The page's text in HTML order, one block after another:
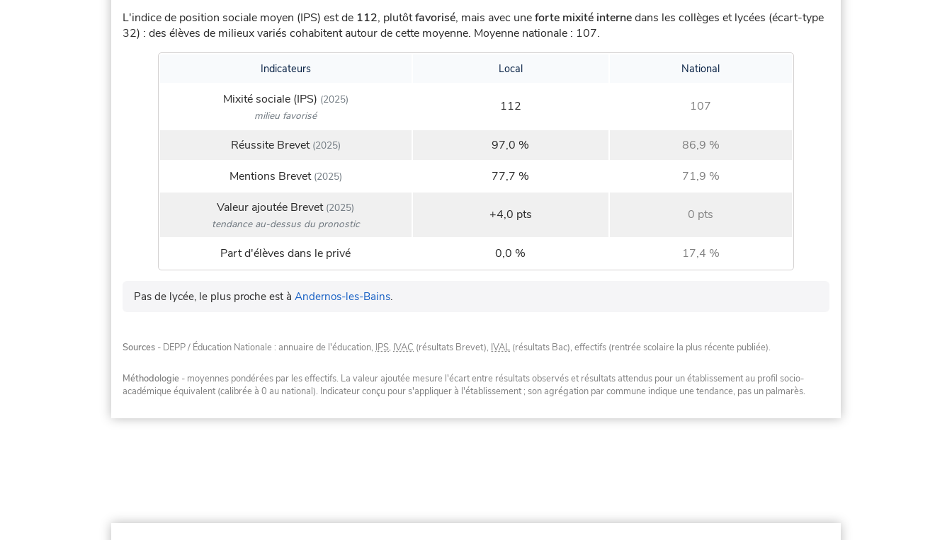
L'indice de position sociale moyen (IPS) est de 112, plutôtfavorisé, mais avec uneforte mixité internedans les collèges et lycées (écart-type
32) : des élèves de milieux variés cohabitent autour de cette moyenne. Moyenne nationale : 107.
Indicateurs Local National
Mixité sociale (IPS) (2025)
milieu favorisé
112 107
Réussite Brevet(2025) 97,0 %
86,9 %
Mentions Brevet(2025) 77,7 %
71,9 %
Valeur ajoutée Brevet(2025)
tendance au-dessus du pronostic
+4,0 pts 0 pts
Part d'élèves dans le privé 0,0 % 17,4 %
Pas de lycée, le plus proche est à Andernos-les-Bains.
Sources - DEPP / Éducation Nationale : annuaire de l'éducation, IPS, IVAC (résultats Brevet), IVAL (résultats Bac), effectifs (rentrée scolaire la plus récente publiée).
Méthodologie - moyennes pondérées par les effectifs. La valeur ajoutée mesure l'écart entre résultats observés et résultats attendus pour un établissement au profil socio-
académique équivalent (calibrée à 0 au national). Indicateur conçu pour s'appliquer à l'établissement ; son agrégation par commune indique une tendance, pas un palmarès.